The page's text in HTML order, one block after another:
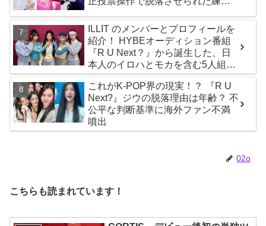
ILLIT のメンバーとプロフィールを
紹介！ HYBEオーディション番組
『R U Next？』から誕生した、日
本人のイロハとモカを含む5人組ガ
ールズグループ！ デビュー曲
「Magnetic」がいきなりの大ヒッ
ト
これがK-POP界の現実！？ 『R U
Next?』ジウの脱落理由は年齢？ 不
公平な判断基準に海外ファン不満
噴出
02o
こちらも読まれています！